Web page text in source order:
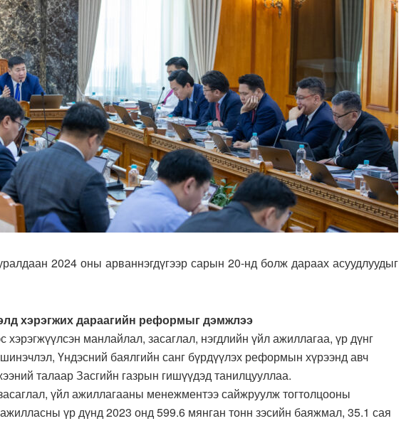
2024 оны арваннэгдүгээр сарын 20-нд болж дараах асуудлуудыг
хэрэгжих дараагийн реформыг дэмжлээ
хэрэгжүүлсэн манлайлал, засаглал, нэгдлийн үйл ажиллагаа, үр дүнг
Үндэсний баялгийн санг бүрдүүлэх реформын хүрээнд авч
талаар Засгийн газрын гишүүдэд танилцууллаа.
үйл ажиллагааны менежментээ сайжруулж тогтолцооны
үр дүнд 2023 онд 599.6 мянган тонн зэсийн баяжмал, 35.1 сая